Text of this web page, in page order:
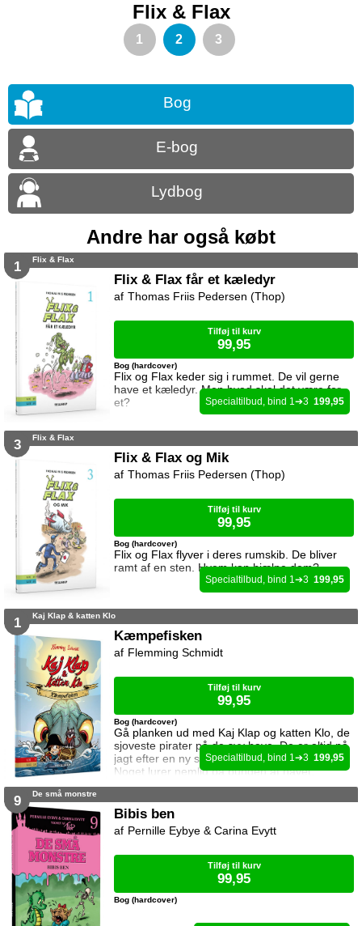
Flix & Flax
1 2 3
Bog
E-bog
Lydbog
Andre har også købt
1 Flix & Flax
Flix & Flax får et kæledyr
Flix og Flax keder sig i rummet. De vil gerne
have et kæledyr. Men hvad skal det være for
et?
Bog (hardcover)
Thomas Friis Pedersen (Thop)
Tilføj til kurv
99,95
1 3 199,95
3 Flix & Flax
Flix & Flax og Mik
Flix og Flax flyver i deres rumskib. De bliver
ramt af en sten. Hvem kan hjælpe dem?
Bog (hardcover)
Thomas Friis Pedersen (Thop)
Tilføj til kurv
99,95
1 3 199,95
1 Kaj Klap & katten Klo
Kæmpefisken
Gå planken ud med Kaj Klap og katten Klo, de
sjoveste pirater på de syv have. De er altid på
jagt efter en ny skat, men det kan være farligt.
Noget lurer nemlig på bunden af havet.
Bog (hardcover)
Flemming Schmidt
Tilføj til kurv
99,95
1 3 199,95
9 De små monstre
Bibis ben
Bog (hardcover)
Pernille Eybye & Carina Evytt
Tilføj til kurv
99,95